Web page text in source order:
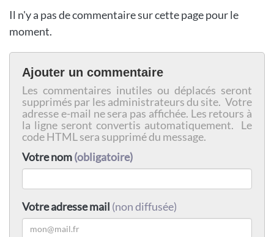
Il n'y a pas de commentaire sur cette page pour le
moment.
Ajouter un commentaire
Les commentaires inutiles ou déplacés seront
supprimés par les administrateurs du site. Votre
adresse e-mail ne sera pas affichée. Les retours à
la ligne seront convertis automatiquement. Le
code HTML sera supprimé du message.
Votre nom(obligatoire)
Votre adresse mail (non diffusée)